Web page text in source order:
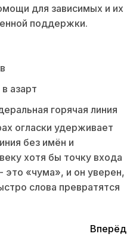
для зависимых и их
поддержки.
азарт
горячая линия
огласки удерживает
без имён и
хотя бы точку входа
«чума», и он уверен,
слова превратятся
Вперёд